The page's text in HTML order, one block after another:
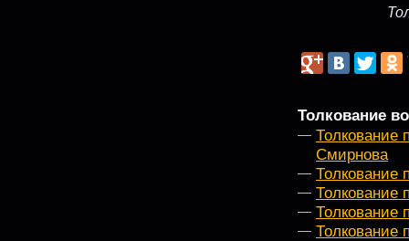
Толкование
Толкование
Смирнова
Толкование
Толкование
Толкование
Толкование